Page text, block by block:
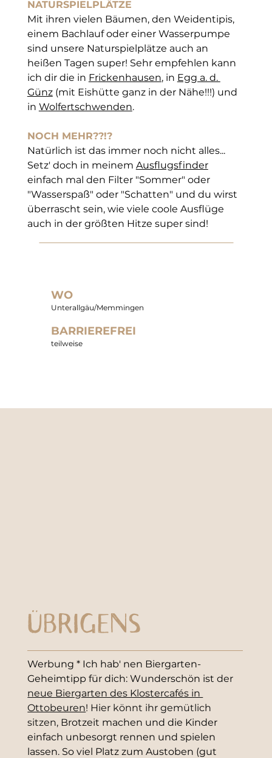
NATURSPIELPLÄTZE
Mit ihren vielen Bäumen, den Weidentipis,
einem Bachlauf oder einer Wasserpumpe
sind unsere Naturspielplätze auch an
heißen Tagen super! Sehr empfehlen kann
ich dir die in Frickenhausen, in Egg a. d.
Günz (mit Eishütte ganz in der Nähe!!!) und
in Wolfertschwenden.
NOCH MEHR??!?
Natürlich ist das immer noch nicht alles...
Setz' doch in meinem Ausflugsfinder
einfach mal den Filter "Sommer" oder
"Wasserspaß" oder "Schatten" und du wirst
überrascht sein, wie viele coole Ausflüge
auch in der größten Hitze super sind!
WO
Unterallgäu/Memmingen
BARRIEREFREI
teilweise
ÜBRIGENS
Werbung * Ich hab' nen Biergarten-
Geheimtipp für dich: Wunderschön ist der
neue Biergarten des Klostercafés in
Ottobeuren! Hier könnt ihr gemütlich
sitzen, Brotzeit machen und die Kinder
einfach unbesorgt rennen und spielen
lassen. So viel Platz zum Austoben (gut